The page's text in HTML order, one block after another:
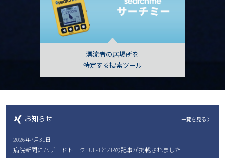
漂流者の居場所を
特定する捜索ツール
お知らせ 一覧を見る 〉
2026年7月31日
病院新聞にハザードトークTUF-1とZRの記事が掲載されました